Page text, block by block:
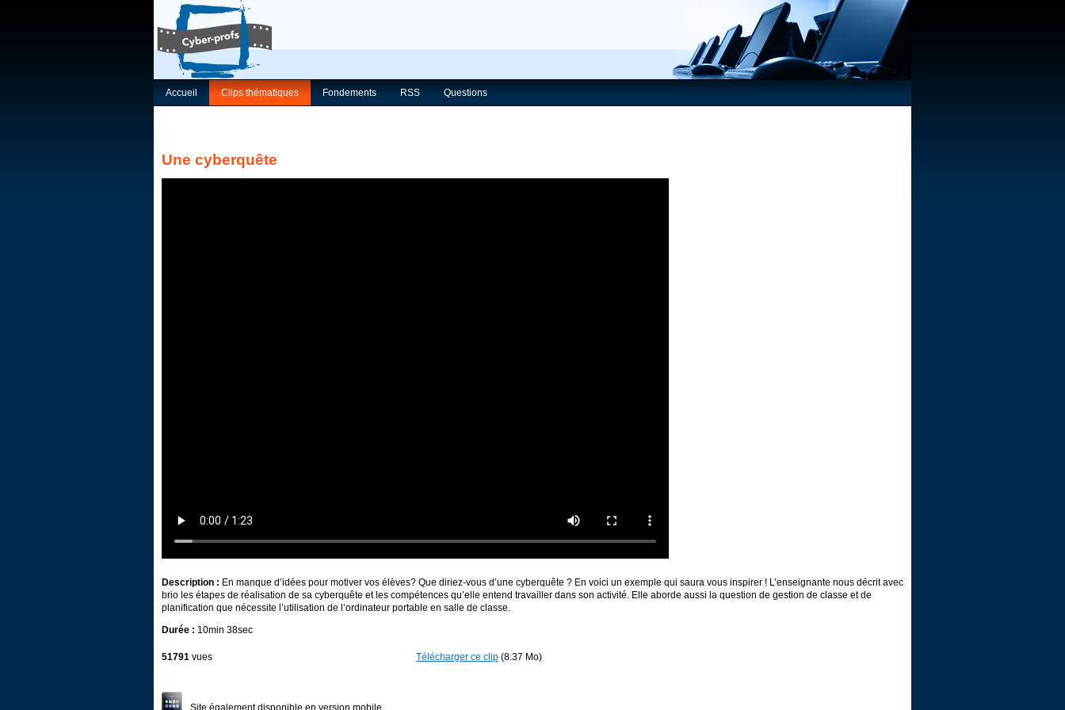
Accueil Clips thématiques Fondements RSS Questions
Une cyberquête
Description : En manque d’idées pour motiver vos élèves? Que diriez-vous d’une cyberquête ? En voici un exemple qui saura vous inspirer ! L’enseignante nous décrit avec
brio les étapes de réalisation de sa cyberquête et les compétences qu’elle entend travailler dans son activité. Elle aborde aussi la question de gestion de classe et de
planification que nécessite l’utilisation de l’ordinateur portable en salle de classe.
Durée : 10min 38sec
51791 vues Télécharger ce clip (8.37 Mo)
Site également disponible en version mobile.